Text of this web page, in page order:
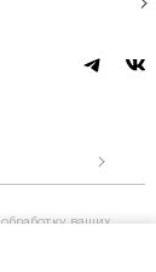
telegram
vk
обработку ваших